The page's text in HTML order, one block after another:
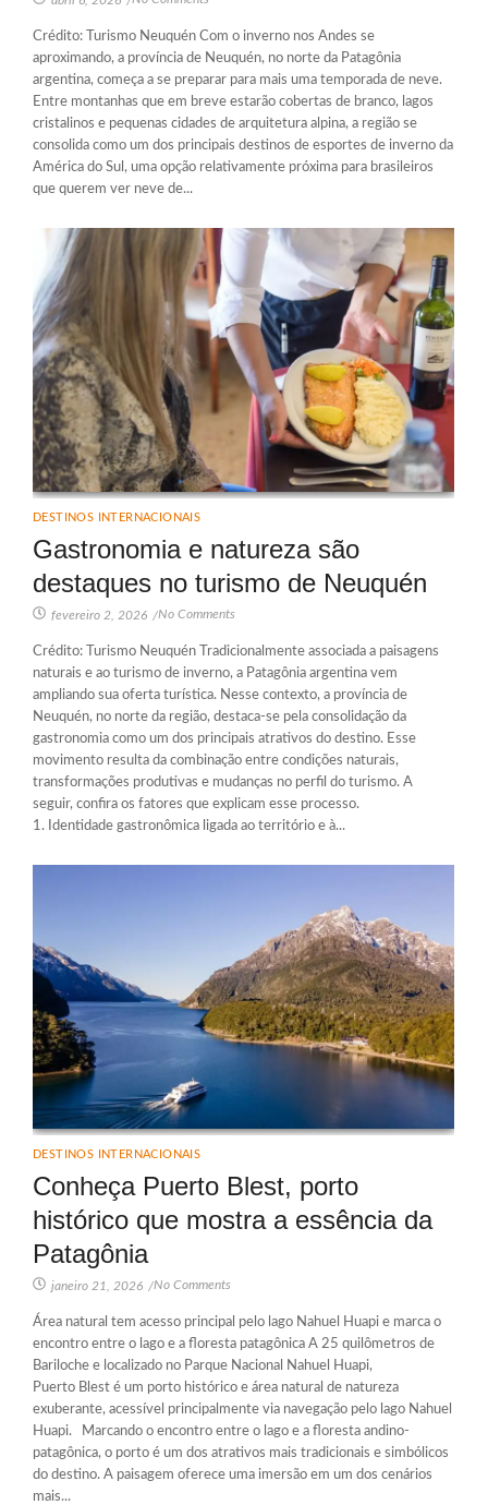
Crédito: Turismo Neuquén Com o inverno nos Andes se
aproximando, a província de Neuquén, no norte da Patagônia
argentina, começa a se preparar para mais uma temporada de neve.
Entre montanhas que em breve estarão cobertas de branco, lagos
cristalinos e pequenas cidades de arquitetura alpina, a região se
consolida como um dos principais destinos de esportes de inverno da
América do Sul, uma opção relativamente próxima para brasileiros
que querem ver neve de...
DESTINOS INTERNACIONAIS
Gastronomia e natureza são
destaques no turismo de Neuquén
fevereiro 2, 2026 /No Comments
Crédito: Turismo Neuquén Tradicionalmente associada a paisagens
naturais e ao turismo de inverno, a Patagônia argentina vem
ampliando sua oferta turística. Nesse contexto, a província de
Neuquén, no norte da região, destaca-se pela consolidação da
gastronomia como um dos principais atrativos do destino. Esse
movimento resulta da combinação entre condições naturais,
transformações produtivas e mudanças no perfil do turismo. A
seguir, confira os fatores que explicam esse processo.
1. Identidade gastronômica ligada ao território e à...
DESTINOS INTERNACIONAIS
Conheça Puerto Blest, porto
histórico que mostra a essência da
Patagônia
janeiro 21, 2026 /No Comments
Área natural tem acesso principal pelo lago Nahuel Huapi e marca o
encontro entre o lago e a floresta patagônica A 25 quilômetros de
Bariloche e localizado no Parque Nacional Nahuel Huapi,
Puerto Blest é um porto histórico e área natural de natureza
exuberante, acessível principalmente via navegação pelo lago Nahuel
Huapi. Marcando o encontro entre o lago e a floresta andino-
patagônica, o porto é um dos atrativos mais tradicionais e simbólicos
do destino. A paisagem oferece uma imersão em um dos cenários
mais...